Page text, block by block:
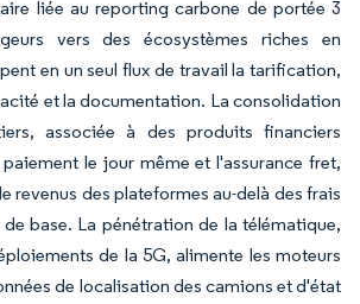
liée au reporting carbone de portée 3
vers des écosystèmes riches en
en un seul flux de travail la tarification,
et la documentation. La consolidation
associée à des produits financiers
le jour même et l'assurance fret,
revenus des plateformes au-delà des frais
base. La pénétration de la télématique,
de la 5G, alimente les moteurs
de localisation des camions et d'état